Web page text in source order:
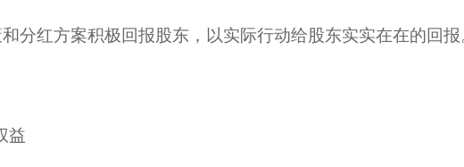
分红方案积极回报股东，以实际行动给股东实实在在的回报
益